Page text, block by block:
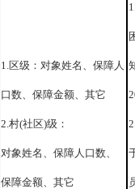
1.区级：对象姓名、保障人
口数、保障金额、其它
2.村(社区)级：
对象姓名、保障人口数、
保障金额、其它